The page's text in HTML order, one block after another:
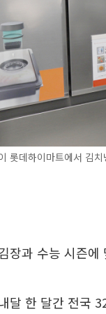
롯데하이마트에서 김
장과 수능 시즌에
달 한 달간 전국